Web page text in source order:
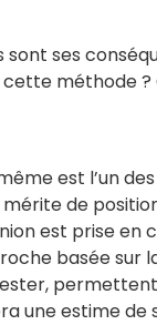
sont ses
méthode ?
est l’un
de
est prise en
basée sur
une estime de